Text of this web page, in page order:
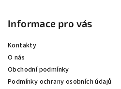
Informace pro vás
Kontakty
O nás
Obchodní podmínky
Podmínky ochrany osobních údajů